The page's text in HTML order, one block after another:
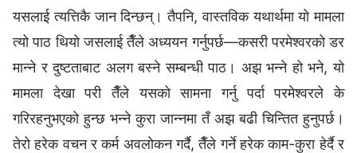
यसलाई त्यत्तिकै जान दिन्छन्। तैपनि, वास्तविक यथार्थमा यो मामला
त्यो पाठ थियो जसलाई तैँले अध्ययन गर्नुपर्छ—कसरी परमेश्‍वरको डर
मान्ने र दुष्टताबाट अलग बस्ने सम्बन्धी पाठ। अझ भन्ने हो भने, यो
मामला देखा परी तैँले यसको सामना गर्नु पर्दा परमेश्‍वरले के
गरिरहनुभएको हुन्छ भन्ने कुरा जान्नमा तँ अझ बढी चिन्तित हुनुपर्छ।
तेरो हरेक वचन र कर्म अवलोकन गर्दै, तैँले गर्ने हरेक काम-कुरा हेर्दै र